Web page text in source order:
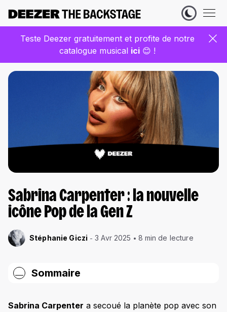
Teste Deezer gratuitement et profite de notre
catalogue musical ici 😊 !
Sabrina Carpenter : la nouvelle
icône Pop de la Gen Z
Stéphanie Giczi 3 Avr 2025 8 min de lecture
Sommaire
Carpenter est devenue l’icône pop de la Gen Z
Sabrina Carpenter a secoué la planète pop avec son